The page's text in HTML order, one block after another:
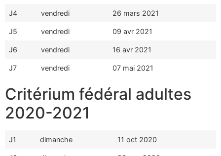
J4 vendredi 26 mars 2021
J5 vendredi 09 avr 2021
J6 vendredi 16 avr 2021
J7 vendredi 07 mai 2021
Critérium fédéral adultes
2020-2021
J1 dimanche 11 oct 2020